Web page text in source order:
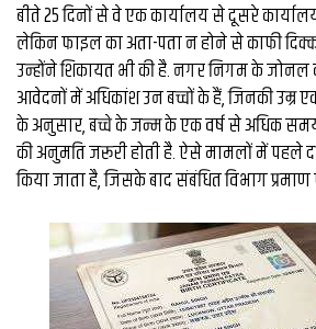
बीते 25 दिनों से वे एक कार्यालय से दूसरे
लेकिन फाइल का अता-पता न होने से काफी
उन्होंने शिकायत भी की है. नगर निगम के जोनल
आवेदनों में अधिकांश उन बच्चों के हैं, जिनकी उम्र
के अनुसार, बच्चे के जन्म के एक वर्ष से अधिक समय
की अनुमति जरूरी होती है. ऐसे मामलों में पहले
किया जाता है, जिसके बाद संबंधित विभाग प्रमाण